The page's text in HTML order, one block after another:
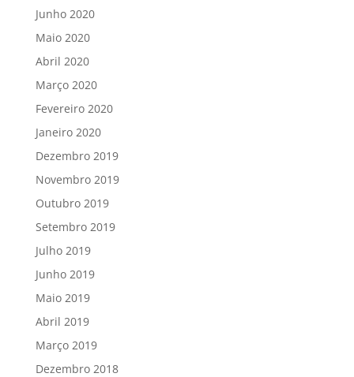
Junho 2020
Maio 2020
Abril 2020
Março 2020
Fevereiro 2020
Janeiro 2020
Dezembro 2019
Novembro 2019
Outubro 2019
Setembro 2019
Julho 2019
Junho 2019
Maio 2019
Abril 2019
Março 2019
Dezembro 2018